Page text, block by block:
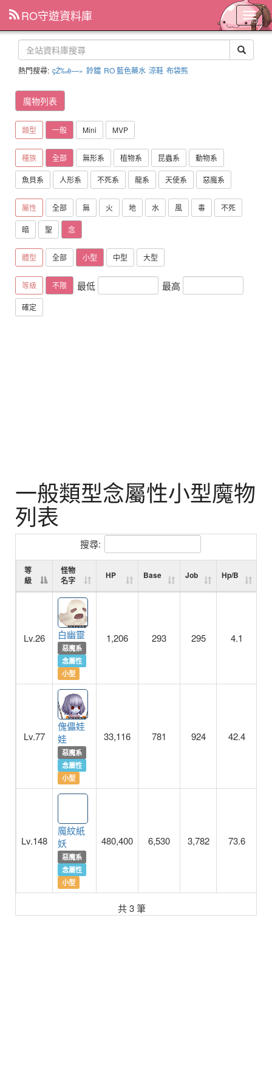
主
選
單
RO守遊資料庫
熱門搜尋: çŽ‰è—» 鈴鐺 RO 藍色藥水 涼鞋 布袋熊
魔物列表
類型 一般 Mini MVP
種族 全部 無形系 植物系 昆蟲系 動物系
魚貝系 人形系 不死系 龍系 天使系 惡魔系
屬性 全部 無 火 地 水 風 毒 不死
暗 聖 念
體型 全部 小型 中型 大型
等級 不限 最低 最高
確定
一般類型念屬性小型魔物
列表
搜尋:
等
級
怪物
名字
HP Base Job Hp/B
Lv.26 白幽靈
惡魔系
念屬性
小型
1,206 293 295 4.1
Lv.77
傀儡娃
娃
惡魔系
念屬性
小型
33,116 781 924 42.4
Lv.148
魔紋紙
妖
惡魔系
念屬性
小型
480,400 6,530 3,782 73.6
共 3 筆